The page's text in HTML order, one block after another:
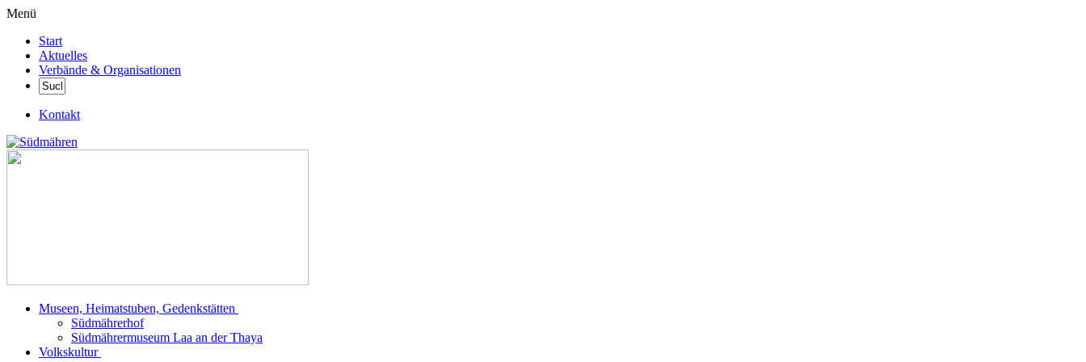
Menü
Start
Aktuelles
Verbände & Organisationen
Kontakt
Museen, Heimatstuben, Gedenkstätten
Südmährerhof
Südmährermuseum Laa an der Thaya
Volkskultur